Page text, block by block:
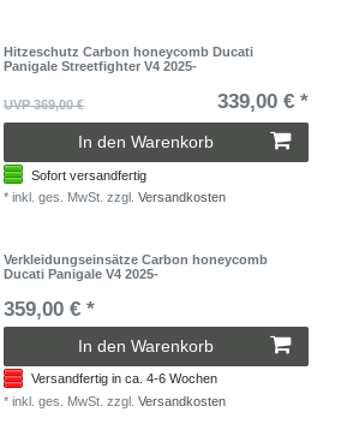
Hitzeschutz Carbon honeycomb Ducati
Panigale Streetfighter V4 2025-
UVP 369,00 € 339,00 € *
In den Warenkorb
Sofort versandfertig
*inkl. ges. MwSt. zzgl.Versandkosten
Verkleidungseinsätze Carbon honeycomb
Ducati Panigale V4 2025-
359,00 € *
In den Warenkorb
Versandfertig in ca. 4-6 Wochen
*inkl. ges. MwSt. zzgl.Versandkosten